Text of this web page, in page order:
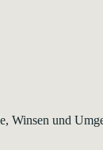
Winsen und